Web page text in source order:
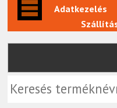
Adatkezelés